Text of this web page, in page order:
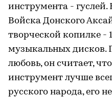
инструмента -
Войска Донского
творческой копилке -
музыкальных дисков.
любовь, он считает,
инструмент лучше
русского народа, его